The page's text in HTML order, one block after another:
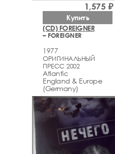
(CD) FOREIGNER
– FOREIGNER
1977
ОРИГИНАЛЬНЫЙ
ПРЕСС 2002
Atlantic
England & Europe
(Germany)
1,575 ₽
Купить